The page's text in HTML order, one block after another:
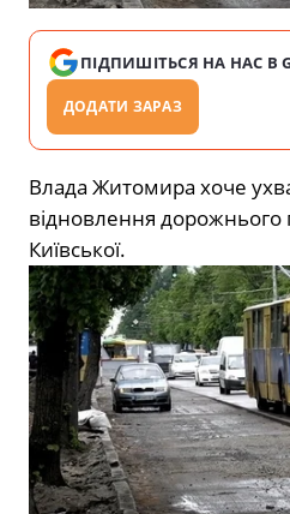
ПІДПИШІТЬСЯ НА НАС В
ДОДАТИ ЗАРАЗ
Влада Житомира хоче
відновлення дорожнього
Київської.